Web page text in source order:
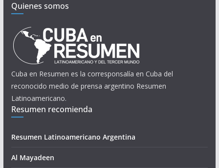
Quienes somos
Cuba en Resumen es la corresponsalía en Cuba del
reconocido medio de prensa argentino Resumen
Latinoamericano.
Resumen recomienda
Resumen Latinoamericano Argentina
Al Mayadeen